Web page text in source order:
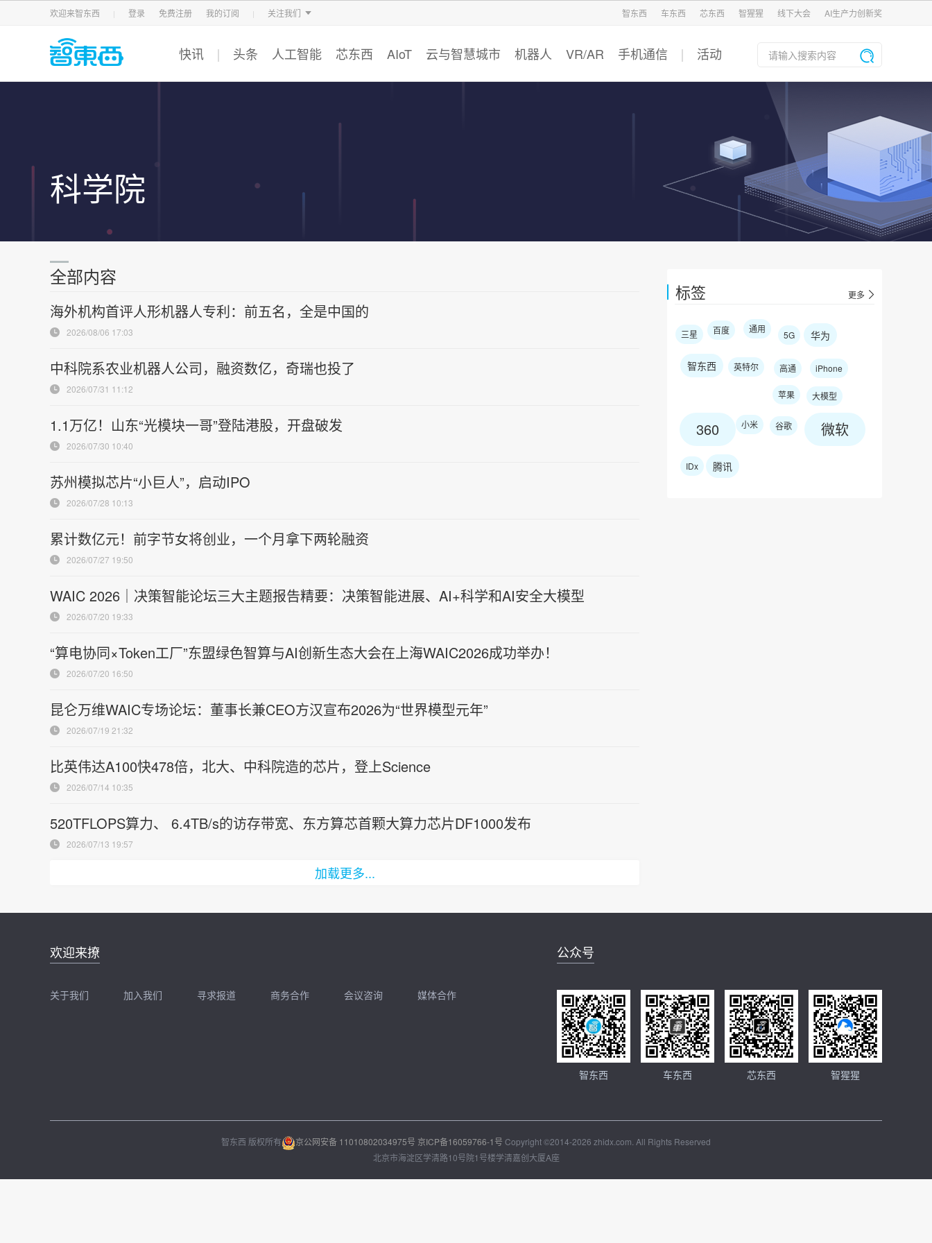
欢迎来智东西 登录 免费注册 我的订阅 关注我们
智东西 车东西 芯东西 智猩猩
智东西 车东西 芯东西 智猩猩 线下大会 AI生产力创新奖
快讯 头条 人工智能 芯东西 AIoT 云与智慧城市 机器人 VR/AR 手机通信 活动
科学院
标签 更多
三星 百度 通用
5G 华为
智东西 英特尔 高通 iPhone
苹果 大模型
360 小米 谷歌 微软
IDx 腾讯
全部内容
海外机构首评人形机器人专利：前五名，全是中国的
2026/08/06 17:03
中科院系农业机器人公司，融资数亿，奇瑞也投了
2026/07/31 11:12
1.1万亿！山东“光模块一哥”登陆港股，开盘破发
2026/07/30 10:40
苏州模拟芯片“小巨人”，启动IPO
2026/07/28 10:13
累计数亿元！前字节女将创业，一个月拿下两轮融资
2026/07/27 19:50
WAIC 2026｜决策智能论坛三大主题报告精要：决策智能进展、AI+科学和AI安全大模型
2026/07/20 19:33
“算电协同×Token工厂”东盟绿色智算与AI创新生态大会在上海WAIC2026成功举办！
2026/07/20 16:50
昆仑万维WAIC专场论坛：董事长兼CEO方汉宣布2026为“世界模型元年”
2026/07/19 21:32
比英伟达A100快478倍，北大、中科院造的芯片，登上Science
2026/07/14 10:35
520TFLOPS算力、 6.4TB/s的访存带宽、东方算芯首颗大算力芯片DF1000发布
2026/07/13 19:57
加载更多...
欢迎来撩
关于我们 加入我们
扫码加我直接扔简历
寻求报道 商务合作
扫码加我直接开聊
会议咨询 媒体合作
扫码加我直接开聊
公众号
智东西 车东西 芯东西 智猩猩
智东西 版权所有 京公网安备 11010802034975号 京ICP备16059766-1号 Copyright ©2014-2026 zhidx.com. All Rights Reserved
北京市海淀区学清路10号院1号楼学清嘉创大厦A座